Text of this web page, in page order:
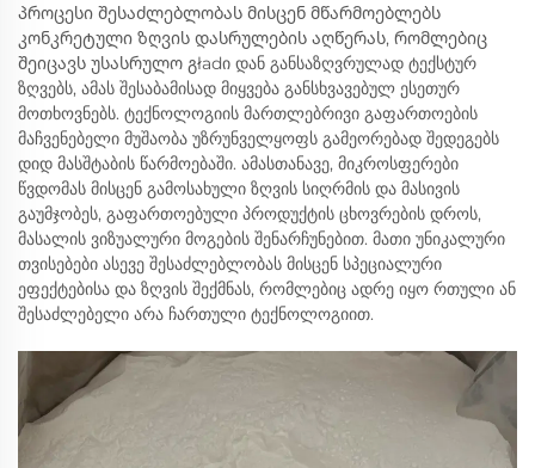
პროცესი შესაძლებლობას მისცენ მწარმოებლებს
კონკრეტული ზღვის დასრულების აღწერას, რომლებიც
შეიცავს უსასრულო გładი დან განსაზღვრულად ტექსტურ
ზღვებს, ამას შესაბამისად მიყვება განსხვავებულ ესეთურ
მოთხოვნებს. ტექნოლოგიის მართლებრივი გაფართოების
მაჩვენებელი მუშაობა უზრუნველყოფს გამეორებად შედეგებს
დიდ მასშტაბის წარმოებაში. ამასთანავე, მიკროსფერები
წვდომას მისცენ გამოსახული ზღვის სიღრმის და მასივის
გაუმჯობეს, გაფართოებული პროდუქტის ცხოვრების დროს,
მასალის ვიზუალური მოგების შენარჩუნებით. მათი უნიკალური
თვისებები ასევე შესაძლებლობას მისცენ სპეციალური
ეფექტებისა და ზღვის შექმნას, რომლებიც ადრე იყო რთული ან
შესაძლებელი არა ჩართული ტექნოლოგიით.